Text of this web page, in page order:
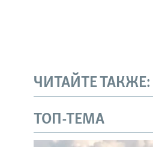
ЧИТАЙТЕ ТАКЖЕ:
ТОП-ТЕМА